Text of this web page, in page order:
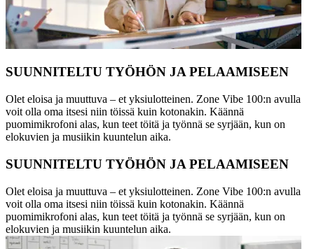
SUUNNITELTU TYÖHÖN JA PELAAMISEEN
Olet eloisa ja muuttuva – et yksiulotteinen. Zone Vibe 100:n avulla
voit olla oma itsesi niin töissä kuin kotonakin. Käännä
puomimikrofoni alas, kun teet töitä ja työnnä se syrjään, kun on
elokuvien ja musiikin kuuntelun aika.
SUUNNITELTU TYÖHÖN JA PELAAMISEEN
Olet eloisa ja muuttuva – et yksiulotteinen. Zone Vibe 100:n avulla
voit olla oma itsesi niin töissä kuin kotonakin. Käännä
puomimikrofoni alas, kun teet töitä ja työnnä se syrjään, kun on
elokuvien ja musiikin kuuntelun aika.